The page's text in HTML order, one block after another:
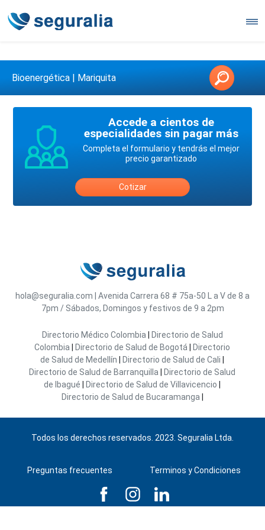
Contáctanos en 3147146006
Bioenergética | Mariquita
Accede a cientos de
especialidades sin pagar más
Completa el formulario y tendrás el mejor
precio garantizado
Cotizar
hola@seguralia.com Avenida Carrera 68 # 75a-50
L a V de 8 a
7pm / Sábados, Domingos y festivos de 9 a 2pm
Directorio Médico Colombia
Directorio de Salud
Colombia
Directorio de Salud de Bogotá
Directorio
de Salud de Medellín
Directorio de Salud de Cali
Directorio de Salud de Barranquilla
Directorio de Salud
de Ibagué
Directorio de Salud de Villavicencio
Directorio de Salud de Bucaramanga
Todos los derechos reservados. 2023. Seguralia Ltda.
Preguntas frecuentes Terminos y Condiciones